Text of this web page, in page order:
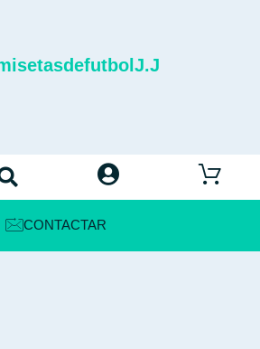
CONTACTAR